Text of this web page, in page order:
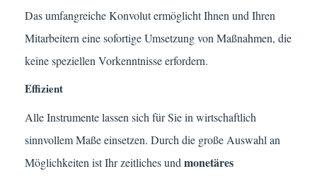
Das umfangreiche Konvolut ermöglicht Ihnen und Ihren
Mitarbeitern eine sofortige Umsetzung von Maßnahmen, die
keine speziellen Vorkenntnisse erfordern.
Effizient
Alle Instrumente lassen sich für Sie in wirtschaftlich
sinnvollem Maße einsetzen. Durch die große Auswahl an
Möglichkeiten ist Ihr zeitliches undmonetäres